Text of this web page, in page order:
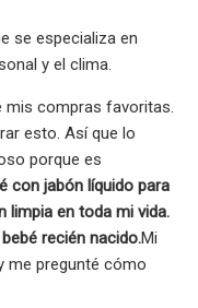
se especializa en
y el clima.
mis compras favoritas.
esto. Así que lo
porque es
con jabón líquido para
limpia en toda mi vida.
recién nacido.Mi
me pregunté cómo